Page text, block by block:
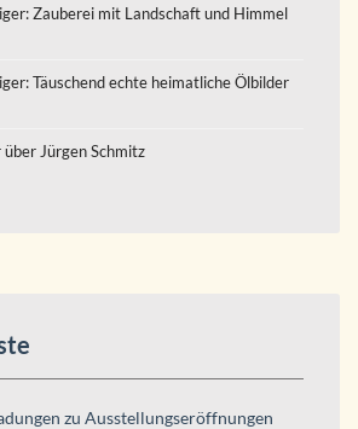
Zauberei mit Landschaft und Himmel
Täuschend echte heimatliche Ölbilder
Jürgen Schmitz
zu Ausstellungseröffnungen